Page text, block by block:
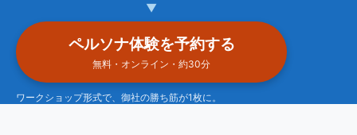
▼
ペルソナ体験を予約する
無料・オンライン・約30分
ワークショップ形式で、御社の勝ち筋が1枚に。